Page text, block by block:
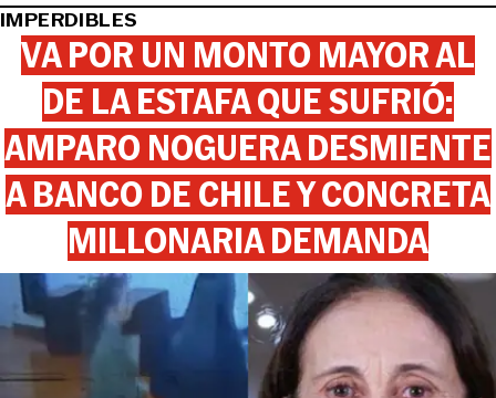
IMPERDIBLES
VA POR UN MONTO MAYOR AL
DE LA ESTAFA QUE SUFRIÓ:
AMPARO NOGUERA DESMIENTE
A BANCO DE CHILE Y CONCRETA
MILLONARIA DEMANDA